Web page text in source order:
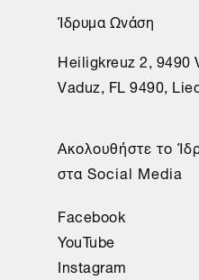
Ίδρυμα Ωνάση
Heiligkreuz 2, 9490
Vaduz, FL 9490,
Aκολουθήστε το
στα Social Media
Facebook
YouTube
Instagram